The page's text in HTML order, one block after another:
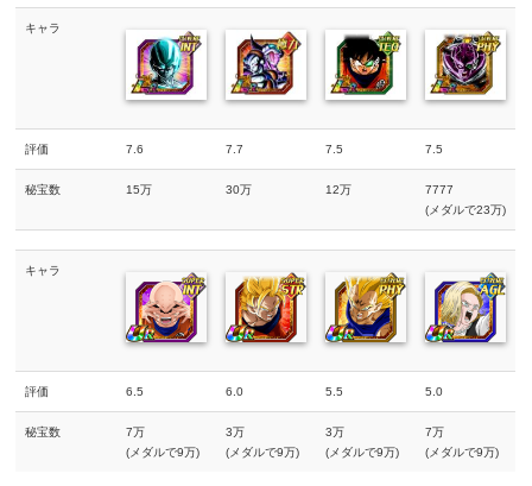
キャラ
評価 7.6 7.7 7.5 7.5
秘宝数 15万 30万 12万
7777
(メダルで23万)
キャラ
評価 6.5 6.0 5.5 5.0
秘宝数
7万
(メダルで9万)
3万
(メダルで9万)
3万
(メダルで9万)
7万
(メダルで9万)